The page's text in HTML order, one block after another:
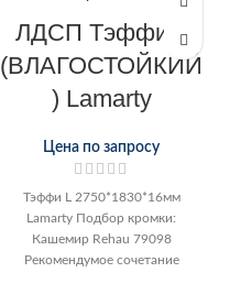
ЛДСП Тэффи L
(ВЛАГОСТОЙКИЙ
) Lamarty
Цена по запросу
Тэффи L 2750*1830*16мм
Lamarty Подбор кромки:
Кашемир Rehau 79098
Рекомендумое сочетание